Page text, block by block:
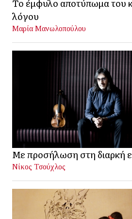
Το έμφυλο αποτύπωμα του
λόγου
Μαρία Μανωλοπούλου
Με προσήλωση στη διαρκή
Νίκος Τσούχλος